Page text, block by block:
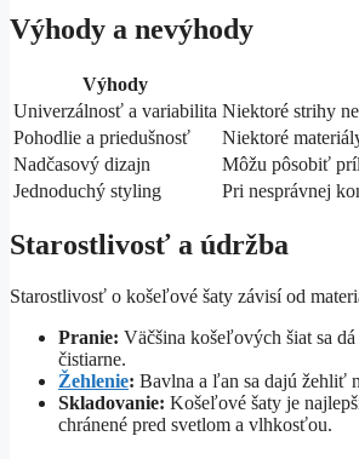
Výhody a nevýhody
Výhody
Univerzálnosť a variabilita Niektoré strihy
Pohodlie a priedušnosť
Niektoré
Nadčasový dizajn
Môžu pôsobiť
Jednoduchý styling
Pri nesprávnej
Starostlivosť a údržba
Starostlivosť o košeľové šaty závisí od
Pranie: Väčšina košeľových šiat sa
čistiarne.
Žehlenie: Bavlna a ľan sa dajú žehliť
Skladovanie: Košeľové šaty je
chránené pred svetlom a vlhkosťou.